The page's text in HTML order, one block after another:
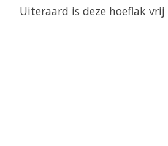
Uiteraard is deze hoeflak